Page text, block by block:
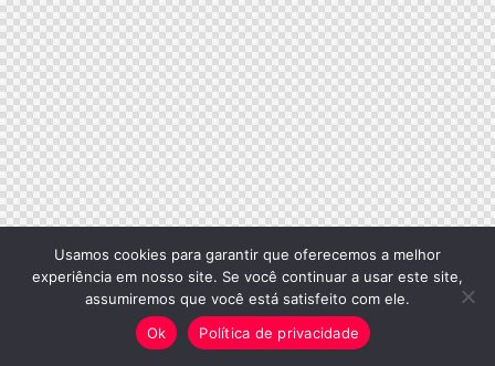
Usamos cookies para garantir que oferecemos a melhor
experiência em nosso site. Se você continuar a usar este site,
assumiremos que você está satisfeito com ele.
Ok
Política de privacidade